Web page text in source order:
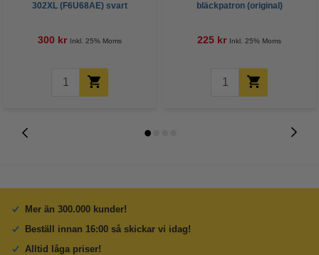
302XL (F6U68AE) svart
300 kr Inkl. 25% Moms
bläckpatron (original)
225 kr Inkl. 25% Moms
Mer än 300.000 kunder!
Beställ innan 16:00 så skickar vi idag!
Alltid låga priser!